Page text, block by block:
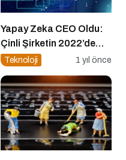
Yapay Zeka CEO Oldu:
Çinli Şirketin 2022’de
Attığı Adım Yeniden
Teknoloji 1 yıl önce